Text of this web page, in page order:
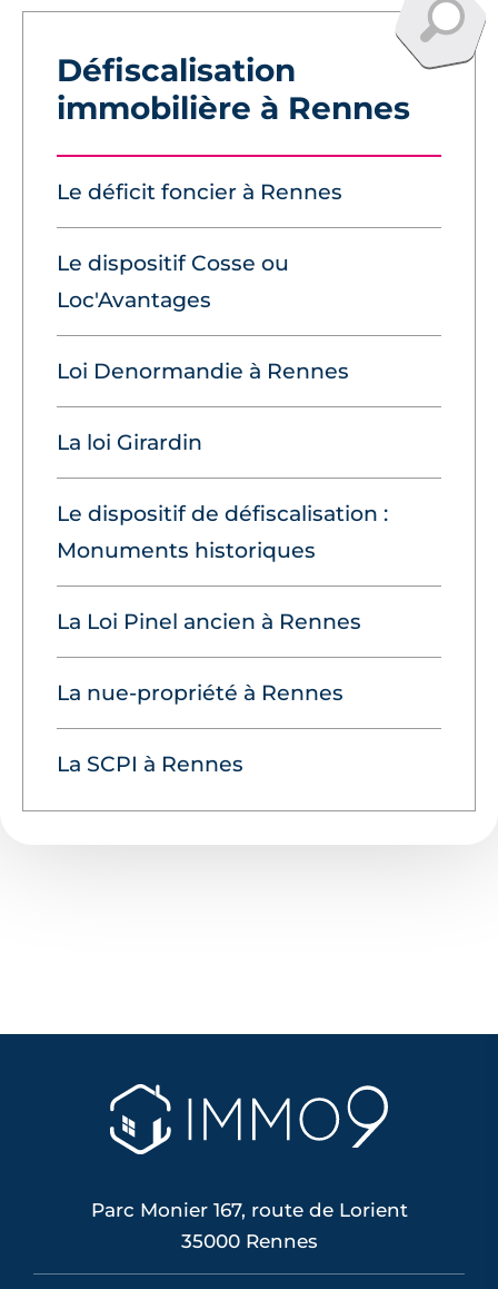
Défiscalisation
immobilière à Rennes
Le déficit foncier à Rennes
Le dispositif Cosse ou
Loc'Avantages
Loi Denormandie à Rennes
La loi Girardin
Le dispositif de défiscalisation :
Monuments historiques
La Loi Pinel ancien à Rennes
La nue-propriété à Rennes
La SCPI à Rennes
Parc Monier 167, route de Lorient
35000 Rennes